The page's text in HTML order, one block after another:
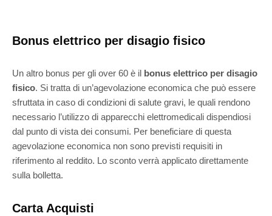
Bonus elettrico per disagio fisico
Un altro bonus per gli over 60 è il bonus elettrico per disagio
fisico. Si tratta di un’agevolazione economica che può essere
sfruttata in caso di condizioni di salute gravi, le quali rendono
necessario l’utilizzo di apparecchi elettromedicali dispendiosi
dal punto di vista dei consumi. Per beneficiare di questa
agevolazione economica non sono previsti requisiti in
riferimento al reddito. Lo sconto verrà applicato direttamente
sulla bolletta.
Carta Acquisti